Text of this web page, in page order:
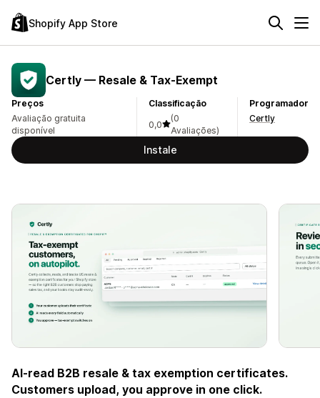
Shopify App Store
Certly — Resale & Tax‑Exempt
Preços
Avaliação gratuita
disponível
Classificação
0,0
(0
Avaliações)
Programador
Certly
Instale
AI-read B2B resale & tax exemption certificates.
Customers upload, you approve in one click.